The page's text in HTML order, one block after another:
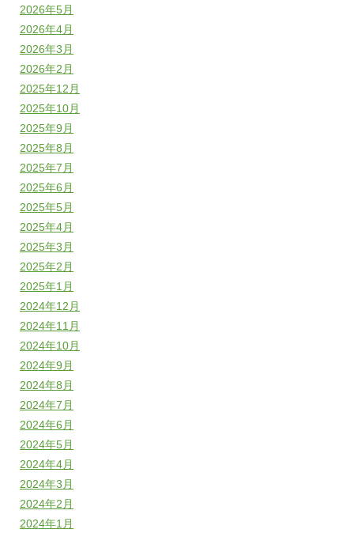
2026年5月
2026年4月
2026年3月
2026年2月
2025年12月
2025年10月
2025年9月
2025年8月
2025年7月
2025年6月
2025年5月
2025年4月
2025年3月
2025年2月
2025年1月
2024年12月
2024年11月
2024年10月
2024年9月
2024年8月
2024年7月
2024年6月
2024年5月
2024年4月
2024年3月
2024年2月
2024年1月